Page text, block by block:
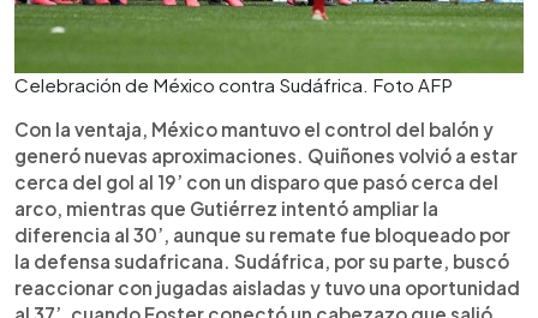
Celebración de México contra Sudáfrica. Foto AFP
Con la ventaja, México mantuvo el control del balón y
generó nuevas aproximaciones. Quiñones volvió a estar
cerca del gol al 19’ con un disparo que pasó cerca del
arco, mientras que Gutiérrez intentó ampliar la
diferencia al 30’, aunque su remate fue bloqueado por
la defensa sudafricana. Sudáfrica, por su parte, buscó
reaccionar con jugadas aisladas y tuvo una oportunidad